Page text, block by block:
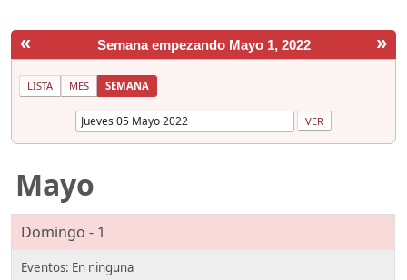
« »
Semana empezando Mayo 1, 2022
LISTA MES SEMANA
Mayo
Domingo - 1